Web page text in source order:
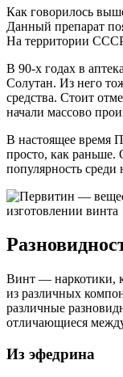
Как говорилось
Данный препарат
На территории СССР
В 90-х годах в
Солутан. Из него
средства. Стоит
начали массово
В настоящее время
просто, как раньше.
популярность среди
Винт — наркотики,
из различных
различные
отличающиеся
Из эфедрина